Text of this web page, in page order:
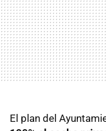
El plan del